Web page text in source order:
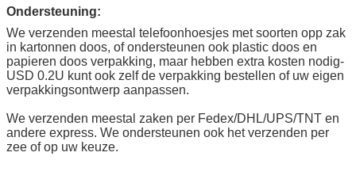
Ondersteuning:
We verzenden meestal telefoonhoesjes met soorten opp zak
in kartonnen doos, of ondersteunen ook plastic doos en
papieren doos verpakking, maar hebben extra kosten nodig-
USD 0.2U kunt ook zelf de verpakking bestellen of uw eigen
verpakkingsontwerp aanpassen.
We verzenden meestal zaken per Fedex/DHL/UPS/TNT en
andere express. We ondersteunen ook het verzenden per
zee of op uw keuze.